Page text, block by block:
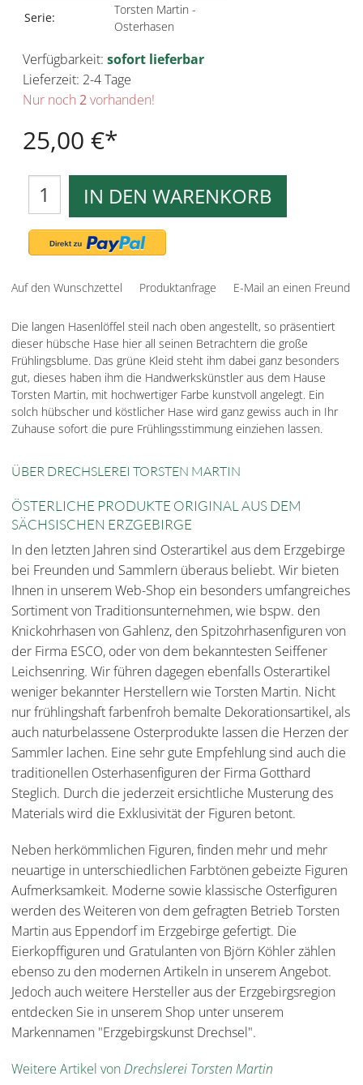
Serie:
Torsten Martin -
Osterhasen
Verfügbarkeit: sofort lieferbar
Lieferzeit: 2-4 Tage
Nur noch 2vorhanden!
25,00 €
IN DEN WARENKORB
Auf den Wunschzettel Produktanfrage E-Mail an einen Freund
Die langen Hasenlöffel steil nach oben angestellt, so präsentiert
dieser hübsche Hase hier all seinen Betrachtern die große
Frühlingsblume. Das grüne Kleid steht ihm dabei ganz besonders
gut, dieses haben ihm die Handwerkskünstler aus dem Hause
Torsten Martin, mit hochwertiger Farbe kunstvoll angelegt. Ein
solch hübscher und köstlicher Hase wird ganz gewiss auch in Ihr
Zuhause sofort die pure Frühlingsstimmung einziehen lassen.
ÜBER DRECHSLEREI TORSTEN MARTIN
ÖSTERLICHE PRODUKTE ORIGINAL AUS DEM
SÄCHSISCHEN ERZGEBIRGE
In den letzten Jahren sind Osterartikel aus dem Erzgebirge
bei Freunden und Sammlern überaus beliebt. Wir bieten
Ihnen in unserem Web-Shop ein besonders umfangreiches
Sortiment von Traditionsunternehmen, wie bspw. den
Knickohrhasen von Gahlenz, den Spitzohrhasenfiguren von
der Firma ESCO, oder von dem bekanntesten Seiffener
Leichsenring. Wir führen dagegen ebenfalls Osterartikel
weniger bekannter Herstellern wie Torsten Martin. Nicht
nur frühlingshaft farbenfroh bemalte Dekorationsartikel, als
auch naturbelassene Osterprodukte lassen die Herzen der
Sammler lachen. Eine sehr gute Empfehlung sind auch die
traditionellen Osterhasenfiguren der Firma Gotthard
Steglich. Durch die jederzeit ersichtliche Musterung des
Materials wird die Exklusivität der Figuren betont.
Neben herkömmlichen Figuren, finden mehr und mehr
neuartige in unterschiedlichen Farbtönen gebeizte Figuren
Aufmerksamkeit. Moderne sowie klassische Osterfiguren
werden des Weiteren von dem gefragten Betrieb Torsten
Martin aus Eppendorf im Erzgebirge gefertigt. Die
Eierkopffiguren und Gratulanten von Björn Köhler zählen
ebenso zu den modernen Artikeln in unserem Angebot.
Jedoch auch weitere Hersteller aus der Erzgebirgsregion
entdecken Sie in unserem Shop unter unserem
Markennamen "Erzgebirgskunst Drechsel".
Weitere Artikel vonDrechslerei Torsten Martin